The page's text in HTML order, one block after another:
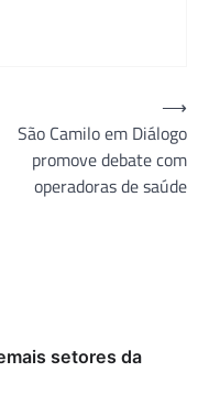
São Camilo em Diálogo
promove debate com
operadoras de saúde
⟶
setores da